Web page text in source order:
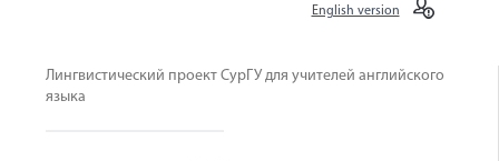
English version
Лингвистический проект СурГУ для учителей английского
языка